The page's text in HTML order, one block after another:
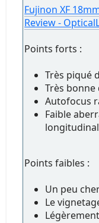
Fujinon XF
Review -
Points forts :
Très piqué
Très
Autofocus
Faible
Points faibles :
Un peu
Le